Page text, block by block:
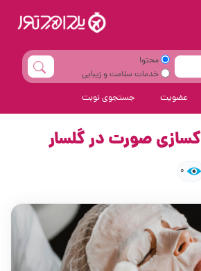
محتوا
خدمات سلامت و زیبایی
عضویت جستجوی نوبت
صورت در گلسار
0